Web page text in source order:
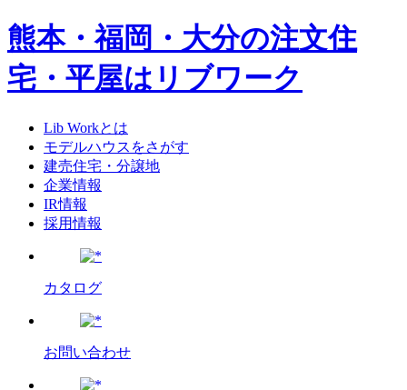
熊本・福岡・大分の注文住
宅・平屋はリブワーク
Lib Workとは
モデルハウスをさがす
建売住宅・分譲地
企業情報
IR情報
採用情報
カタログ
お問い合わせ